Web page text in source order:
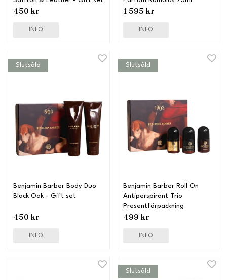
450 kr
INFO
1 595 kr
INFO
Slutsåld
Benjamin Barber Body Duo
Black Oak - Gift set
450 kr
INFO
Slutsåld
Benjamin Barber Roll On
Antiperspirant Trio
Presentförpackning
499 kr
INFO
Slutsåld